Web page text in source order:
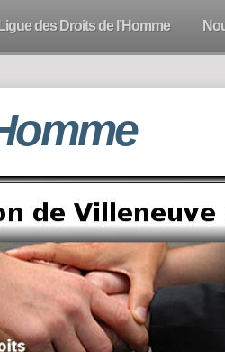
des Droits de l’Homme